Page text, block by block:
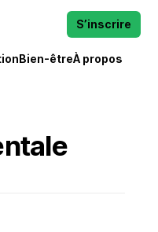
Bien-êtreÀ propos
S’inscrire